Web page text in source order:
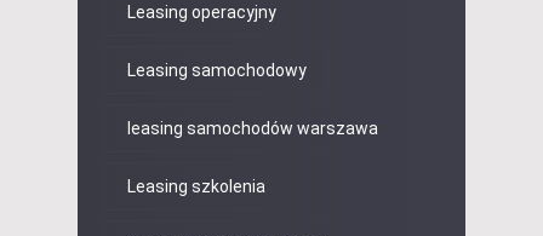
Leasing operacyjny
Leasing samochodowy
leasing samochodów warszawa
Leasing szkolenia